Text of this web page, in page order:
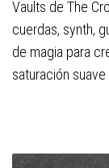
Vaults de The
cuerdas, synth,
de magia para
saturación suave